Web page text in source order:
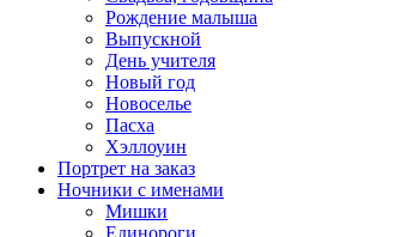
Рождение малыша
Выпускной
День учителя
Новый год
Новоселье
Пасха
Хэллоуин
Портрет на заказ
Ночники с именами
Мишки
Единороги